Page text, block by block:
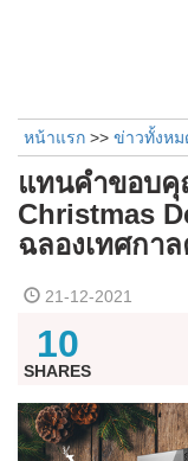
หน้าแรก >> ข่าวทั้งหม
แทนคำขอบ
Christmas
ฉลองเทศกา
21-12-2021
10
SHARES